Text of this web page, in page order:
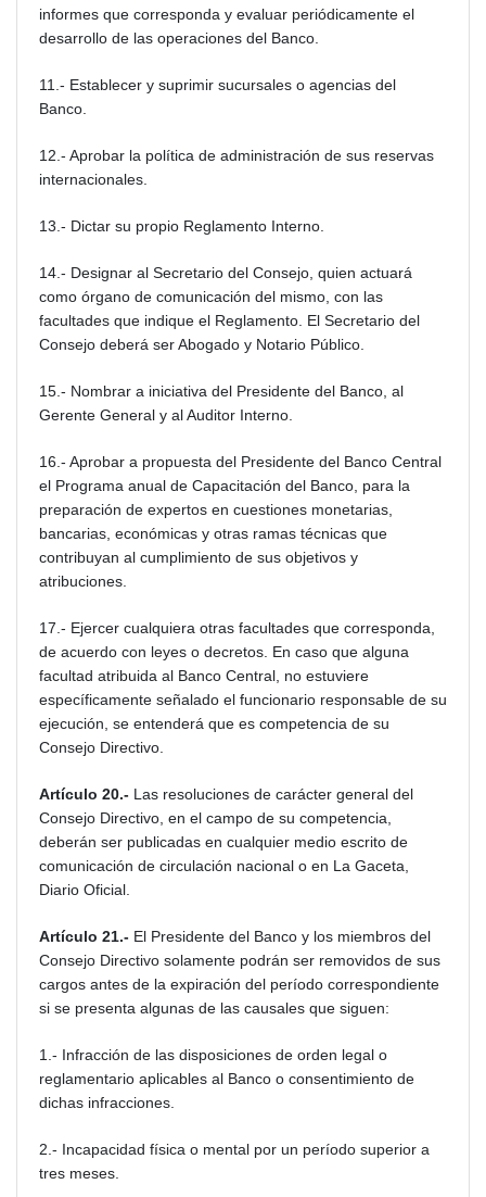
informes que corresponda y evaluar periódicamente el
desarrollo de las operaciones del Banco.
11.- Establecer y suprimir sucursales o agencias del
Banco.
12.- Aprobar la política de administración de sus reservas
internacionales.
13.- Dictar su propio Reglamento Interno.
14.- Designar al Secretario del Consejo, quien actuará
como órgano de comunicación del mismo, con las
facultades que indique el Reglamento. El Secretario del
Consejo deberá ser Abogado y Notario Público.
15.- Nombrar a iniciativa del Presidente del Banco, al
Gerente General y al Auditor Interno.
16.- Aprobar a propuesta del Presidente del Banco Central
el Programa anual de Capacitación del Banco, para la
preparación de expertos en cuestiones monetarias,
bancarias, económicas y otras ramas técnicas que
contribuyan al cumplimiento de sus objetivos y
atribuciones.
17.- Ejercer cualquiera otras facultades que corresponda,
de acuerdo con leyes o decretos. En caso que alguna
facultad atribuida al Banco Central, no estuviere
específicamente señalado el funcionario responsable de su
ejecución, se entenderá que es competencia de su
Consejo Directivo.
Artículo 20.- Las resoluciones de carácter general del
Consejo Directivo, en el campo de su competencia,
deberán ser publicadas en cualquier medio escrito de
comunicación de circulación nacional o en La Gaceta,
Diario Oficial.
Artículo 21.- El Presidente del Banco y los miembros del
Consejo Directivo solamente podrán ser removidos de sus
cargos antes de la expiración del período correspondiente
si se presenta algunas de las causales que siguen:
1.- Infracción de las disposiciones de orden legal o
reglamentario aplicables al Banco o consentimiento de
dichas infracciones.
2.- Incapacidad física o mental por un período superior a
tres meses.